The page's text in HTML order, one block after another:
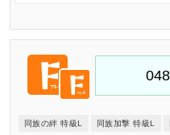
同族の絆 特級L 同族加撃 特級L